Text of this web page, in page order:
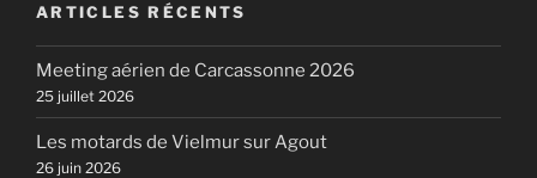
ARTICLES RÉCENTS
Meeting aérien de Carcassonne 2026
25 juillet 2026
Les motards de Vielmur sur Agout
26 juin 2026